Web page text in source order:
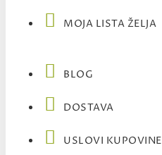
MOJA LISTA ŽELJA
BLOG
DOSTAVA
USLOVI KUPOVINE